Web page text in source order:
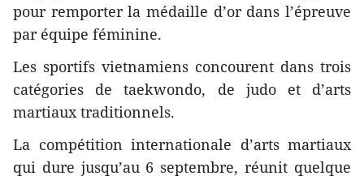
pour remporter la médaille d’or dans l’épreuve
par équipe féminine.
Les sportifs vietnamiens concourent dans trois
catégories de taekwondo, de judo et d’arts
martiaux traditionnels.
La compétition internationale d’arts martiaux
qui dure jusqu’au 6 septembre, réunit quelque